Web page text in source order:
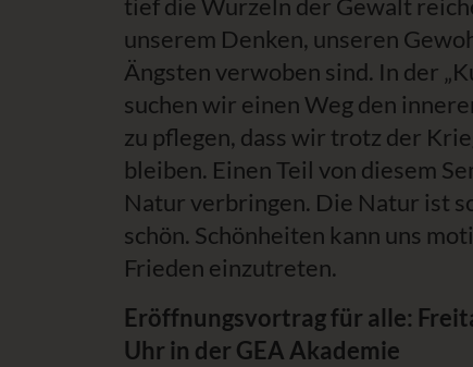
tief die Wurzeln der Gewalt
unserem Denken, unseren
Ängsten verwoben sind. In der
suchen wir einen Weg den
zu pflegen, dass wir trotz der
bleiben. Einen Teil von diesem
Natur verbringen. Die Natur ist
schön. Schönheiten kann uns
Frieden einzutreten.
Eröffnungsvortrag für alle:
Uhr in der GEA Akademie